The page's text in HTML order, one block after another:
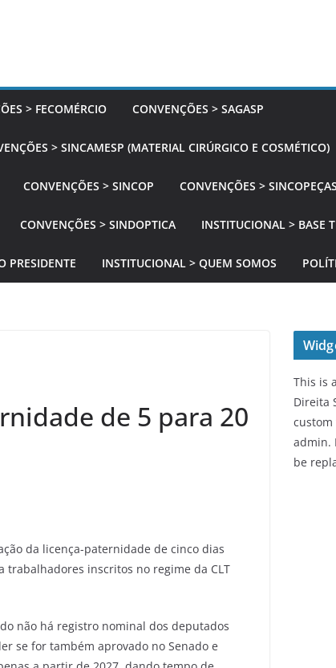
> FECOMÉRCIO CONVENÇÕES > SAGASP
> SINCAMESP (MATERIAL CIRÚRGICO E COSMÉTICO)
CONVENÇÕES > SINCOP CONVENÇÕES > SINCOPEÇAS
CONVENÇÕES > SINDOPTICA INSTITUCIONAL > BASE
PRESIDENTE INSTITUCIONAL > QUEM SOMOS
de 5 para 20
da licença-paternidade de cinco dias
inscritos no regime da CLT
não há registro nominal dos deputados
se for também aprovado no Senado e
This is
Direita
admin.
be